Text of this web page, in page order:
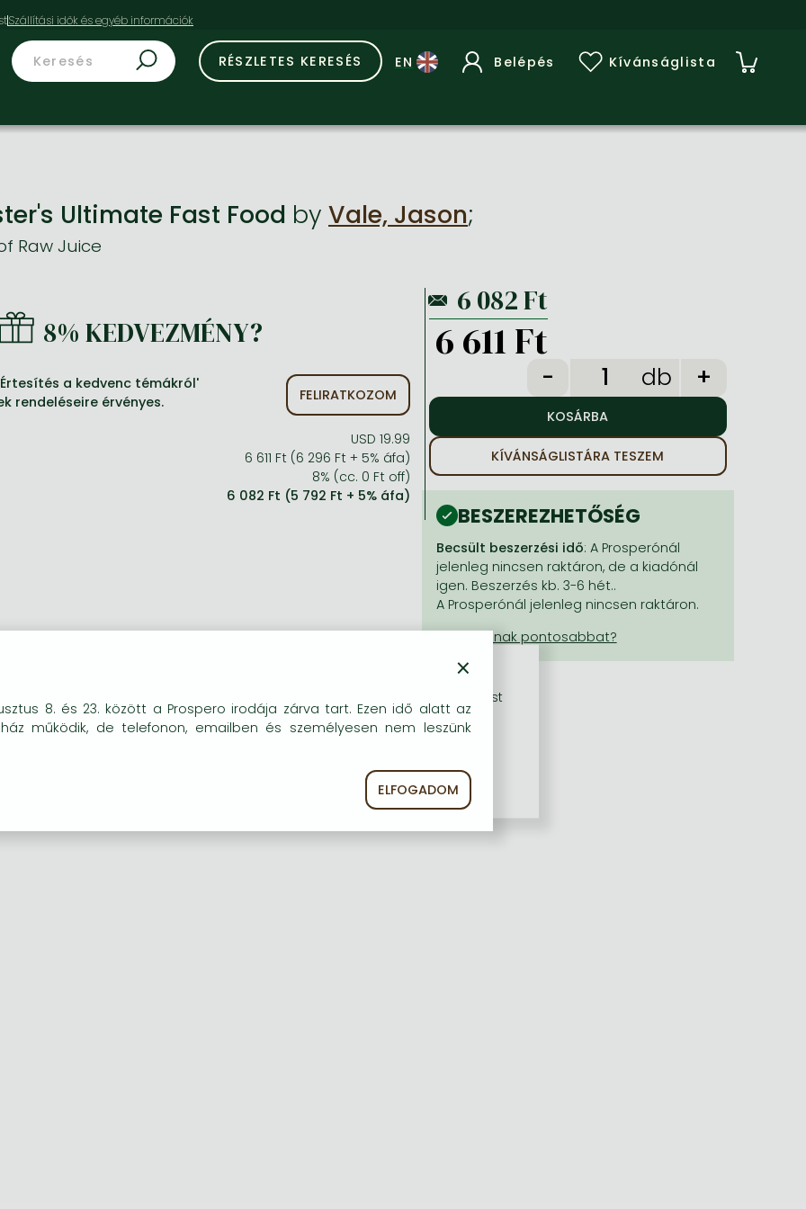
RÉSZLETES KERESÉS Belépés Kívánságlista
Ultimate Fast Food by Vale, Jason;
Raw Juice
8% KEDVEZMÉNY?
a kedvenc témákról'
rendeléseire érvényes.
FELIRATKOZOM
USD 19.99
6 611 Ft (6 296 Ft + 5% áfa)
8% (cc. 0 Ft off)
6 082 Ft (5 792 Ft + 5% áfa)
6 611 Ft
db
KÍVÁNSÁGLISTÁRA TESZEM
BESZEREZHETŐSÉG
Becsült beszerzési idő: A Prosperónál
jelenleg nincsen raktáron, de a kiadónál
igen. Beszerzés kb. 3-6 hét..
A Prosperónál jelenleg nincsen raktáron.
×
8. és 23. között a Prospero irodája zárva tart. Ezen idő alatt az
működik, de telefonon, emailben és személyesen nem leszünk
ELFOGADOM
kat (sütiket) használunk, melyek célja, hogy teljesebb körű szolgáltatást
részére.